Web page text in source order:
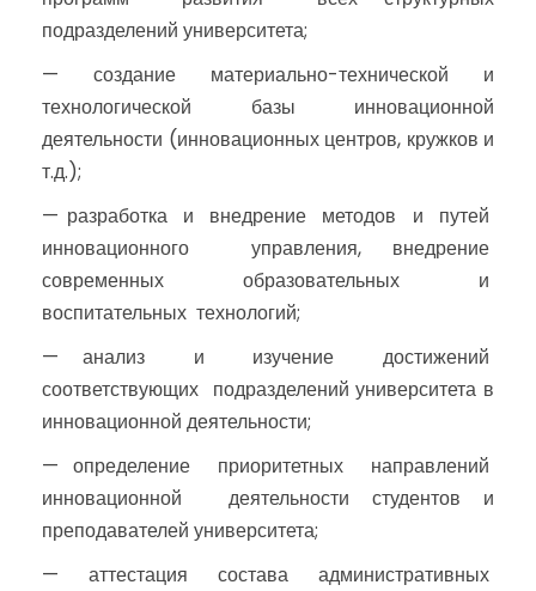
подразделений университета;
— создание материально-технической и
технологической базы инновационной
деятельности (инновационных центров, кружков и
т.д.);
— разработка и внедрение методов и путей
инновационного управления, внедрение
современных образовательных и
воспитательных технологий;
— анализ и изучение достижений
соответствующих подразделений университета в
инновационной деятельности;
— определение приоритетных направлений
инновационной деятельности студентов и
преподавателей университета;
— аттестация состава административных